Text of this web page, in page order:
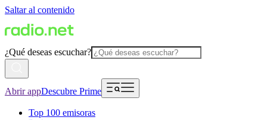
Saltar al contenido
¿Qué deseas escuchar?
Abrir appDescubre Prime
Top 100 emisoras